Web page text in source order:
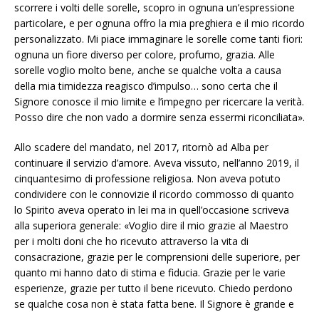
scorrere i volti delle sorelle, scopro in ognuna un’espressione
particolare, e per ognuna offro la mia preghiera e il mio ricordo
personalizzato. Mi piace immaginare le sorelle come tanti fiori:
ognuna un fiore diverso per colore, profumo, grazia. Alle
sorelle voglio molto bene, anche se qualche volta a causa
della mia timidezza reagisco d’impulso… sono certa che il
Signore conosce il mio limite e l’impegno per ricercare la verità.
Posso dire che non vado a dormire senza essermi riconciliata».
Allo scadere del mandato, nel 2017, ritornò ad Alba per
continuare il servizio d’amore. Aveva vissuto, nell’anno 2019, il
cinquantesimo di professione religiosa. Non aveva potuto
condividere con le connovizie il ricordo commosso di quanto
lo Spirito aveva operato in lei ma in quell’occasione scriveva
alla superiora generale: «Voglio dire il mio grazie al Maestro
per i molti doni che ho ricevuto attraverso la vita di
consacrazione, grazie per le comprensioni delle superiore, per
quanto mi hanno dato di stima e fiducia. Grazie per le varie
esperienze, grazie per tutto il bene ricevuto. Chiedo perdono
se qualche cosa non è stata fatta bene. Il Signore è grande e